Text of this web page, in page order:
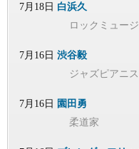
7月18日 白浜久
ロックミュー
7月16日 渋谷毅
ジャズピアニ
7月16日 園田勇
柔道家